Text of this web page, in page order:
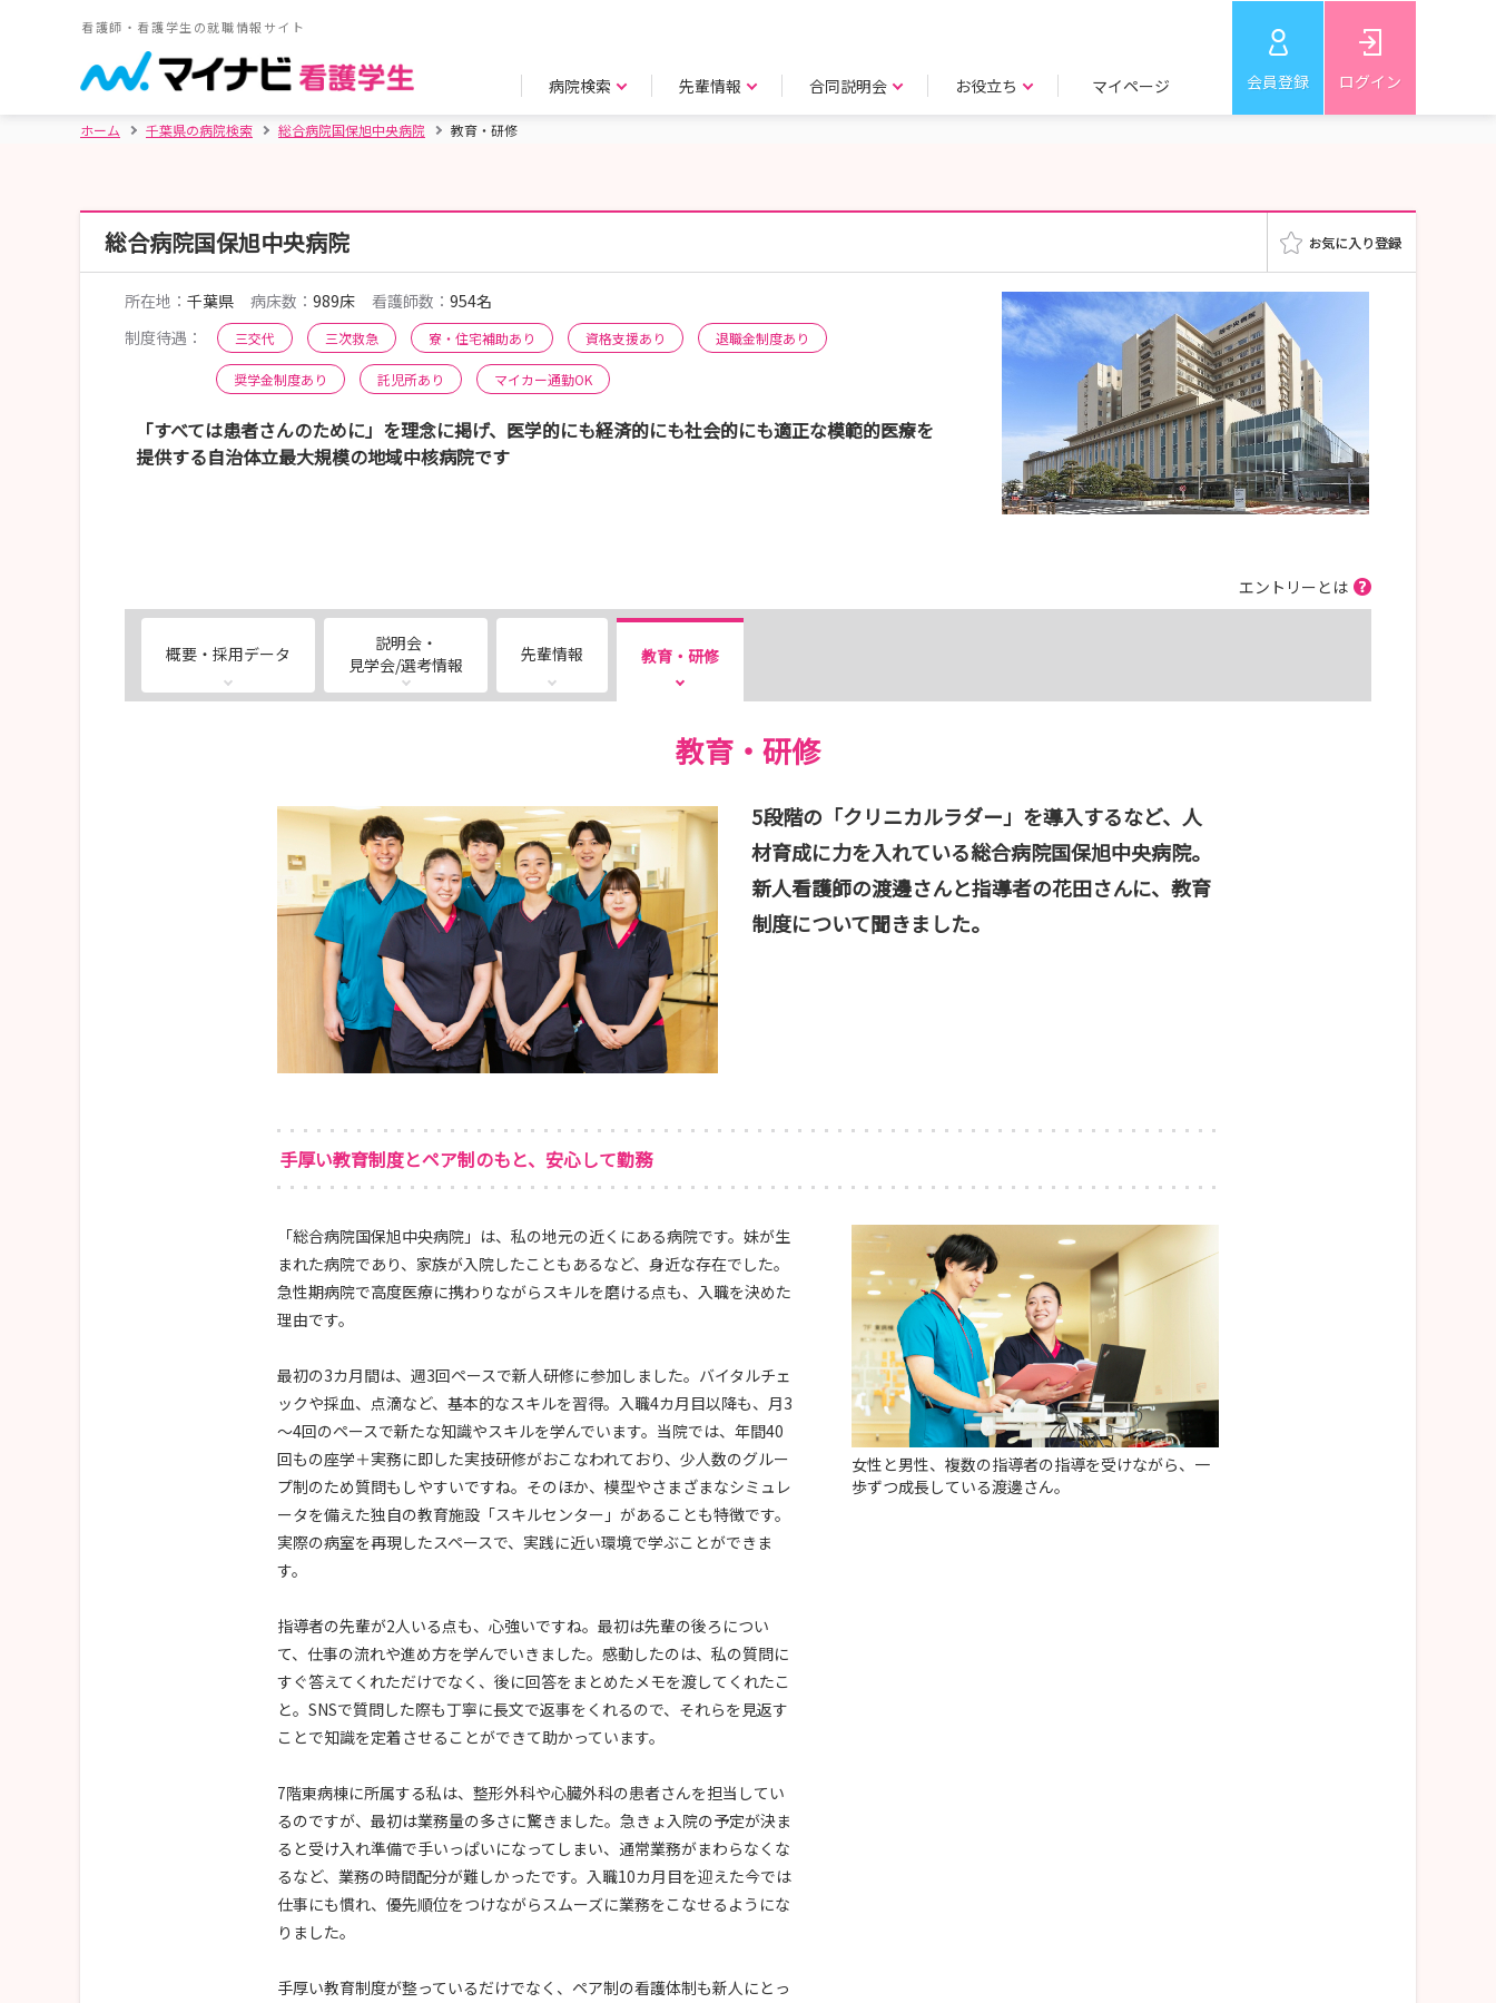
看護師・看護学生の就職情報サイト
病院検索 先輩情報 合同説明会 お役立ち マイページ 会員登録 ログイン
ホーム 千葉県の病院検索 総合病院国保旭中央病院 教育・研修
総合病院国保旭中央病院
所在地： 千葉県 病床数： 989床 看護師数： 954名
制度待遇：
三交代 三次救急 寮・住宅補助あり 資格支援あり 退職金制度あり
奨学金制度あり 託児所あり マイカー通勤OK
「すべては患者さんのために」を理念に掲げ、医学的にも経済的にも社会的にも適正な模範的医療を
提供する自治体立最大規模の地域中核病院です
エントリーとは
概要・採用データ
説明会・
見学会/選考情報
先輩情報 教育・研修
教育・研修
5段階の「クリニカルラダー」を導入するなど、人
材育成に力を入れている総合病院国保旭中央病院。
新人看護師の渡邊さんと指導者の花田さんに、教育
制度について聞きました。
手厚い教育制度とペア制のもと、安心して勤務
「総合病院国保旭中央病院」は、私の地元の近くにある病院です。妹が生
まれた病院であり、家族が入院したこともあるなど、身近な存在でした。
急性期病院で高度医療に携わりながらスキルを磨ける点も、入職を決めた
理由です。
最初の3カ月間は、週3回ペースで新人研修に参加しました。バイタルチェ
ックや採血、点滴など、基本的なスキルを習得。入職4カ月目以降も、月3
～4回のペースで新たな知識やスキルを学んでいます。当院では、年間40
回もの座学＋実務に即した実技研修がおこなわれており、少人数のグルー
プ制のため質問もしやすいですね。そのほか、模型やさまざまなシミュレ
ータを備えた独自の教育施設「スキルセンター」があることも特徴です。
実際の病室を再現したスペースで、実践に近い環境で学ぶことができま
す。
指導者の先輩が2人いる点も、心強いですね。最初は先輩の後ろについ
て、仕事の流れや進め方を学んでいきました。感動したのは、私の質問に
すぐ答えてくれただけでなく、後に回答をまとめたメモを渡してくれたこ
と。SNSで質問した際も丁寧に長文で返事をくれるので、それらを見返す
ことで知識を定着させることができて助かっています。
7階東病棟に所属する私は、整形外科や心臓外科の患者さんを担当してい
るのですが、最初は業務量の多さに驚きました。急きょ入院の予定が決ま
ると受け入れ準備で手いっぱいになってしまい、通常業務がまわらなくな
るなど、業務の時間配分が難しかったです。入職10カ月目を迎えた今では
仕事にも慣れ、優先順位をつけながらスムーズに業務をこなせるようにな
りました。
手厚い教育制度が整っているだけでなく、ペア制の看護体制も新人にとっ
女性と男性、複数の指導者の指導を受けながら、一
歩ずつ成長している渡邊さん。